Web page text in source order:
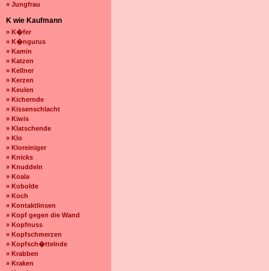
» Jungfrau
K wie Kaufmann
» K�fer
» K�ngurus
» Kamin
» Katzen
» Kellner
» Kerzen
» Keulen
» Kichernde
» Kissenschlacht
» Kiwis
» Klatschende
» Klo
» Kloreiniger
» Knicks
» Knuddeln
» Koala
» Kobolde
» Koch
» Kontaktlinsen
» Kopf gegen die Wand
» Kopfnuss
» Kopfschmerzen
» Kopfsch�ttelnde
» Krabben
» Kraken